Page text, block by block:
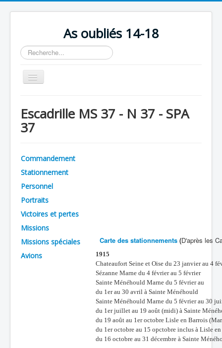
As oubliés 14-18
Rechercher
Basculer
la
Chronologie
Escadrilles
Avions
Personnels
Formation
Doctrines
Les As
Escadrille MS 37 - N 37 - SPA
37
Commandement
Stationnement
Personnel
Portraits
Victoires et pertes
Missions
Missions spéciales
Avions
Carte des stationnements (D'après les
1915
Chateaufort Seine et Oise du 23 janvier au 4
Sézanne Marne du 4 février au 5 février
Sainte Ménéhould Marne du 5 février au
du 1er au 30 avril à Sainte Ménéhould
Sainte Ménéhould Marne du 5 février au 30
du 1er juillet au 19 août (midi) à Sainte
du 19 août au 1er octobre Lisle en Barrois
du 1er octobre au 15 opctobre inclus à Lisle
du 16 octobre au 31 décembre à Sainte